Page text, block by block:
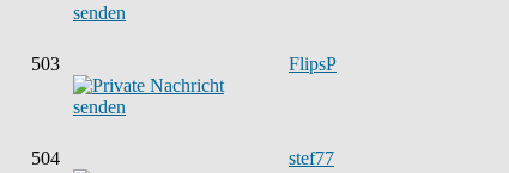
503 FlipsP
504 stef77